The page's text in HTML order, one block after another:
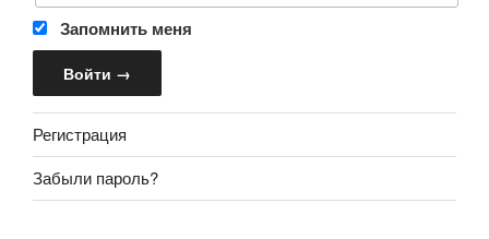
Запомнить меня
Регистрация
Забыли пароль?